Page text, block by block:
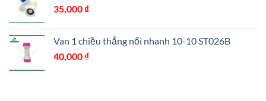
35,000 ₫
Van 1 chiều thẳng nối nhanh 10-10 ST026B
40,000 ₫